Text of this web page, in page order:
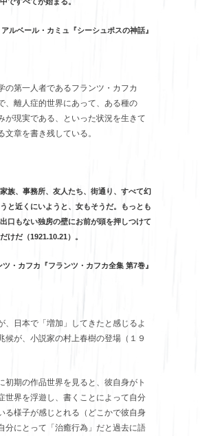
ルベール・カミュ『シーシュポスの神話』
の第一人者であるフランツ・カフカ
、離人症的世界にあって、ある種の
が現実である、といった状況を生きて
文章を書き残している。
族、事務所、友人たち、街通り、すべて幻
と近くにいようと、女もそうだ。もっとも
口もない独房の壁にお前が頭を押しつけて
だけだ（1921.10.21）。
・カフカ『フランツ・カフカ全集 第7巻』
、日本で「増加」してきたと感じるよ
候が、小説家の村上春樹の登場（１９
初期の作品世界を見ると、彼自身がト
世界を浮遊し、書くことによって自分
る様子が感じとれる（どこかで彼自身
分にとって「治癒行為」だと過去に語